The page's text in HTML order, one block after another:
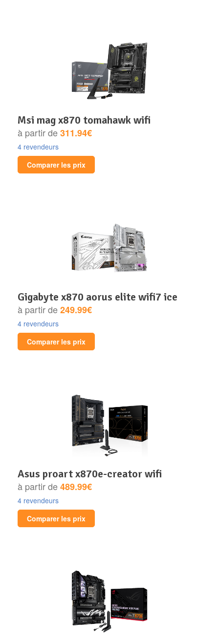
msi mag x870 tomahawk wifi
à partir de311.94€
4 revendeurs
Comparer les prix
gigabyte x870 aorus elite wifi7 ice
à partir de249.99€
4 revendeurs
Comparer les prix
asus proart x870e-creator wifi
à partir de489.99€
4 revendeurs
Comparer les prix